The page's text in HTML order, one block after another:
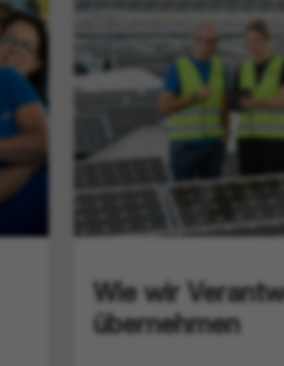
Wie wir
übernehmen